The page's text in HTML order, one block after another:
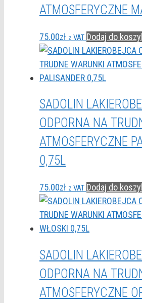
ATMOSFERYCZNE
75.00zł z VAT Dodaj do
SADOLIN
ODPORNA NA
ATMOSFERYCZNE
0,75L
75.00zł z VAT Dodaj do
SADOLIN
ODPORNA NA
ATMOSFERYCZNE